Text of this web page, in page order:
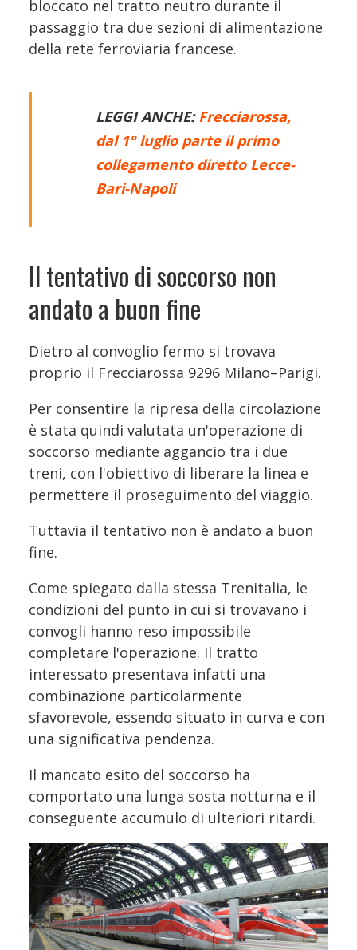
bloccato nel tratto neutro durante il
passaggio tra due sezioni di alimentazione
della rete ferroviaria francese.
LEGGI ANCHE: Frecciarossa,
dal 1° luglio parte il primo
collegamento diretto Lecce-
Bari-Napoli
Il tentativo di soccorso non
andato a buon fine
Dietro al convoglio fermo si trovava
proprio il Frecciarossa 9296 Milano–Parigi.
Per consentire la ripresa della circolazione
è stata quindi valutata un'operazione di
soccorso mediante aggancio tra i due
treni, con l'obiettivo di liberare la linea e
permettere il proseguimento del viaggio.
Tuttavia il tentativo non è andato a buon
fine.
Come spiegato dalla stessa Trenitalia, le
condizioni del punto in cui si trovavano i
convogli hanno reso impossibile
completare l'operazione. Il tratto
interessato presentava infatti una
combinazione particolarmente
sfavorevole, essendo situato in curva e con
una significativa pendenza.
Il mancato esito del soccorso ha
comportato una lunga sosta notturna e il
conseguente accumulo di ulteriori ritardi.